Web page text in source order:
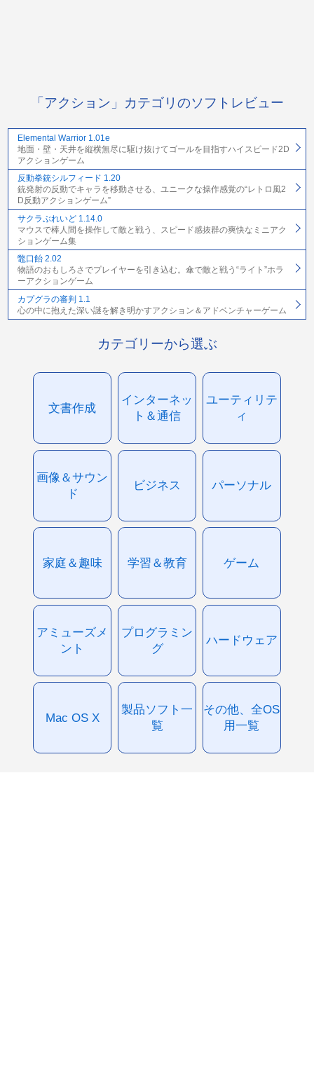
「アクション」カテゴリのソフトレビュー
Elemental Warrior 1.01e
地面・壁・天井を縦横無尽に駆け抜けてゴールを目指すハイスピード2D
アクションゲーム
反動拳銃シルフィード 1.20
銃発射の反動でキャラを移動させる、ユニークな操作感覚の“レトロ風2
D反動アクションゲーム”
サクラぶれいど 1.14.0
マウスで棒人間を操作して敵と戦う、スピード感抜群の爽快なミニアク
ションゲーム集
鼈口飴 2.02
物語のおもしろさでプレイヤーを引き込む。傘で敵と戦う“ライト”ホラ
ーアクションゲーム
カプグラの審判 1.1
心の中に抱えた深い謎を解き明かすアクション＆アドベンチャーゲーム
カテゴリーから選ぶ
文書作成
インターネッ
ト＆通信
ユーティリテ
ィ
画像＆サウン
ド
ビジネス パーソナル
家庭＆趣味 学習＆教育 ゲーム
アミューズメ
ント
プログラミン
グ
ハードウェア
Mac OS X
製品ソフト一
覧
その他、全OS
用一覧